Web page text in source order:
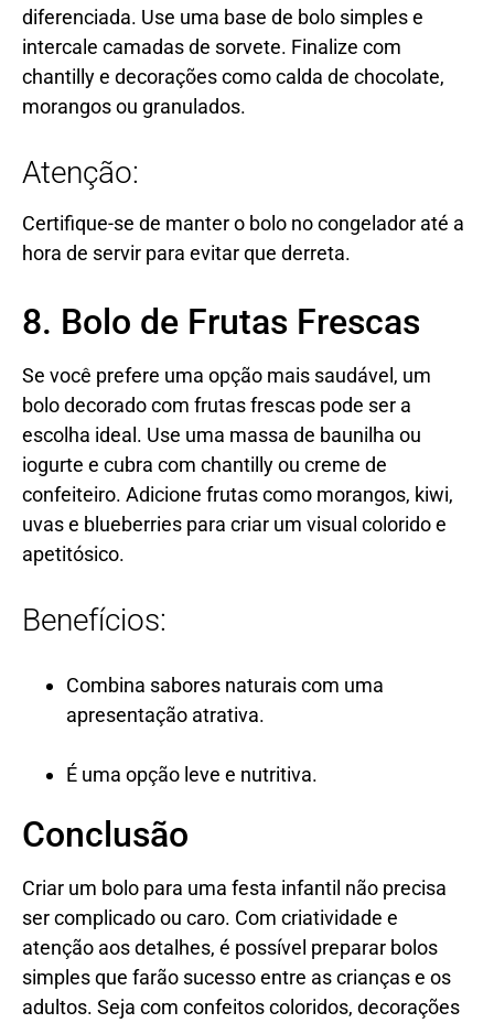
diferenciada. Use uma base de bolo simples e
intercale camadas de sorvete. Finalize com
chantilly e decorações como calda de chocolate,
morangos ou granulados.
Atenção:
Certifique-se de manter o bolo no congelador até a
hora de servir para evitar que derreta.
8. Bolo de Frutas Frescas
Se você prefere uma opção mais saudável, um
bolo decorado com frutas frescas pode ser a
escolha ideal. Use uma massa de baunilha ou
iogurte e cubra com chantilly ou creme de
confeiteiro. Adicione frutas como morangos, kiwi,
uvas e blueberries para criar um visual colorido e
apetitósico.
Benefícios:
Combina sabores naturais com uma
apresentação atrativa.
É uma opção leve e nutritiva.
Conclusão
Criar um bolo para uma festa infantil não precisa
ser complicado ou caro. Com criatividade e
atenção aos detalhes, é possível preparar bolos
simples que farão sucesso entre as crianças e os
adultos. Seja com confeitos coloridos, decorações